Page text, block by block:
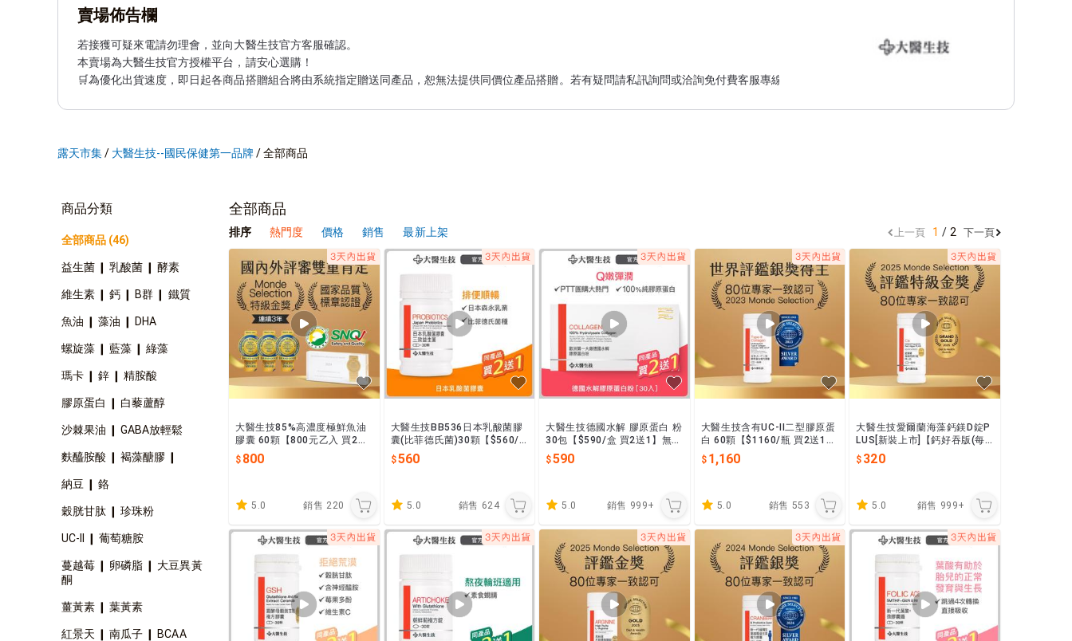
賣場佈告欄
若接獲可疑來電請勿理會，並向大醫生技官方客服確認。
本賣場為大醫生技官方授權平台，請安心選購！
🛒為優化出貨速度，即日起各商品搭贈組合將由系統指定贈送同產品，恕無法提供同價位產品搭贈。若有疑問請私訊詢問或洽詢免付費客服專線。
露天市集/ 大醫生技--國民保健第一品牌/全部商品
商品分類
全部商品 (46)
益生菌 ❙ 乳酸菌 ❙ 酵素
維生素 ❙ 鈣 ❙ B群 ❙ 鐵質
魚油 ❙ 藻油 ❙ DHA
螺旋藻 ❙ 藍藻 ❙ 綠藻
瑪卡 ❙ 鋅 ❙ 精胺酸
膠原蛋白 ❙ 白藜蘆醇
沙棘果油 ❙ GABA放輕鬆
麩醯胺酸 ❙ 褐藻醣膠 ❙
納豆 ❙ 鉻
穀胱甘肽 ❙ 珍珠粉
UC-II ❙ 葡萄糖胺
蔓越莓 ❙ 卵磷脂 ❙ 大豆異黃
酮
薑黃素 ❙ 葉黃素
紅景天 ❙ 南瓜子 ❙ BCAA
全部商品
排序 熱門度 價格 銷售 最新上架 上一頁 1 2 下一頁
大醫生技85%高濃度極鮮魚油
膠囊 60顆【800元乙入 買2送
1】85%Omega3 rTG好吸收
超新鮮魚油品牌推薦
800
5.0 銷售 220
大醫生技BB536日本乳酸菌膠
囊(比菲德氏菌)30顆【$560/
瓶 買2送1】森永 龍根菌 益生
菌 隨身攜帶
560
5.0 銷售 624
大醫生技德國水解 膠原蛋白 粉
30包【$590/盒 買2送1】無腥
味 現貨 團購 搭配維他命C
590
5.0 銷售 999+
大醫生技含有UC-II二型膠原蛋
白 60顆【$1160/瓶 買2送1】
葡萄糖胺 非變性二型膠原蛋白
含鮭魚精華
1,160
5.0 銷售 553
大醫生技愛爾蘭海藻鈣鎂D錠P
LUS[新裝上市]【鈣好吞版(每
錠200毫克)】60錠入【$320/
瓶買2送1】鈣片補鈣
320
5.0 銷售 999+